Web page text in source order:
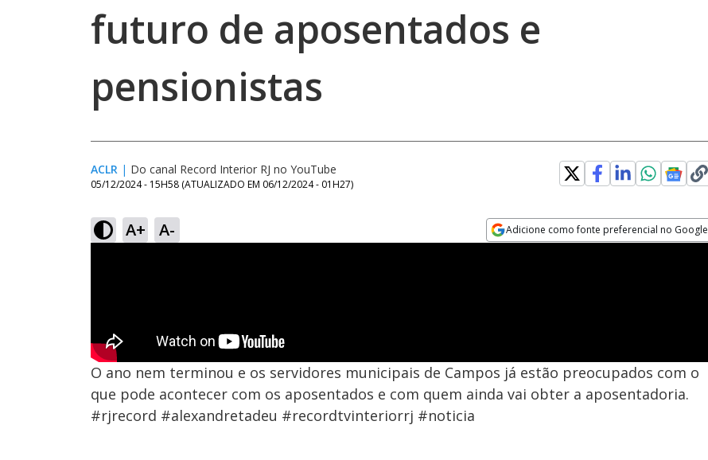
futuro de aposentados e
pensionistas
ACLR | Do canal Record Interior RJ no YouTube
05/12/2024 - 15H58 (ATUALIZADO EM 06/12/2024 - 01H27)
A+ A- Adicione como fonte preferencial no Google
O ano nem terminou e os servidores municipais de Campos já estão preocupados com o
que pode acontecer com os aposentados e com quem ainda vai obter a aposentadoria.
#rjrecord #alexandretadeu #recordtvinteriorrj #noticia